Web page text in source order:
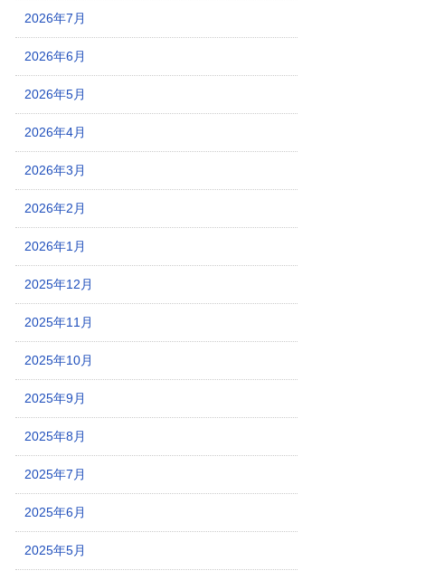
2026年7月
2026年6月
2026年5月
2026年4月
2026年3月
2026年2月
2026年1月
2025年12月
2025年11月
2025年10月
2025年9月
2025年8月
2025年7月
2025年6月
2025年5月